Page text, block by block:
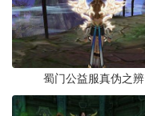
蜀门公益服真伪之辨